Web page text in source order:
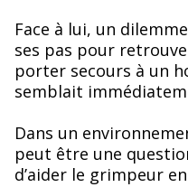
Face à lui, un
ses pas pour
porter secours à un
semblait
Dans un
peut être une
d’aider le grimpeur